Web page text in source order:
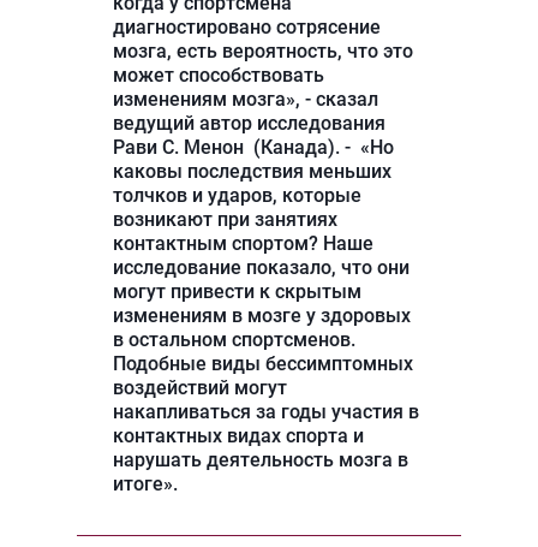
диагностировано сотрясение
мозга, есть вероятность, что это
может способствовать
изменениям мозга», - сказал
ведущий автор исследования
Рави С. Менон (Канада). - «Но
каковы последствия меньших
толчков и ударов, которые
возникают при занятиях
контактным спортом? Наше
исследование показало, что они
могут привести к скрытым
изменениям в мозге у здоровых
в остальном спортсменов.
Подобные виды бессимптомных
воздействий могут
накапливаться за годы участия в
контактных видах спорта и
нарушать деятельность мозга в
итоге».